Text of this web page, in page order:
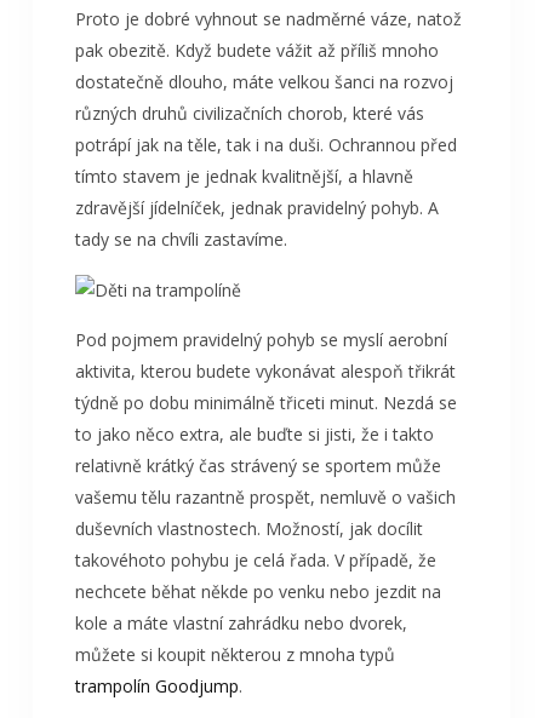
Proto je dobré vyhnout se nadměrné váze, natož
pak obezitě. Když budete vážit až příliš mnoho
dostatečně dlouho, máte velkou šanci na rozvoj
různých druhů civilizačních chorob, které vás
potrápí jak na těle, tak i na duši. Ochrannou před
tímto stavem je jednak kvalitnější, a hlavně
zdravější jídelníček, jednak pravidelný pohyb. A
tady se na chvíli zastavíme.
Pod pojmem pravidelný pohyb se myslí aerobní
aktivita, kterou budete vykonávat alespoň třikrát
týdně po dobu minimálně třiceti minut. Nezdá se
to jako něco extra, ale buďte si jisti, že i takto
relativně krátký čas strávený se sportem může
vašemu tělu razantně prospět, nemluvě o vašich
duševních vlastnostech. Možností, jak docílit
takovéhoto pohybu je celá řada. V případě, že
nechcete běhat někde po venku nebo jezdit na
kole a máte vlastní zahrádku nebo dvorek,
můžete si koupit některou z mnoha typů
trampolín Goodjump.